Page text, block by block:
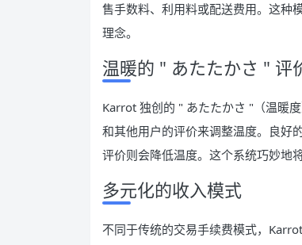
售手数料、利用料或配送费用。这种
理念。
温暖的 " あたたかさ " 评
Karrot 独创的 " あたたかさ "（温暖
和其他用户的评价来调整温度。良好
评价则会降低温度。这个系统巧妙地
多元化的收入模式
不同于传统的交易手续费模式，